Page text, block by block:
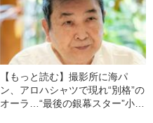
【もっと読む】撮影所に海パ
ン、アロハシャツで現れ“別格”の
オーラ…“最後の銀幕スター”小林